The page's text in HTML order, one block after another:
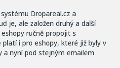
Dropareal.cz a
je, ale založen druhý a další
ručně propojit s
i pro eshopy, které již byly v
a nyní pod stejným emailem